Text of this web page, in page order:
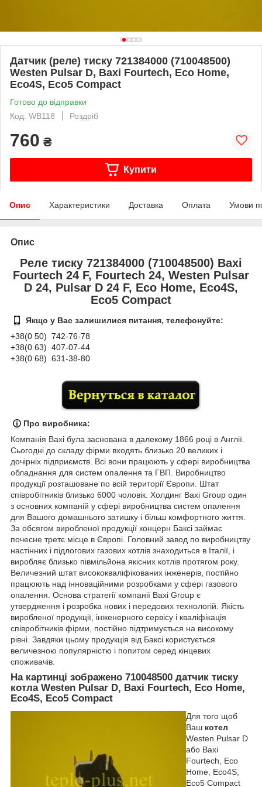
Датчик (реле) тиску 721384000 (710048500)
Westen Pulsar D, Baxi Fourtech, Eco Home,
Eco4S, Eco5 Сompact
Готово до відправки
Код: WB118
Роздріб
760 ₴
Купити
Опис Характеристики Доставка Оплата Умови
Опис
Реле тиску 721384000 (710048500) Baxi
Fourtech 24 F, Fourtech 24, Westen Pulsar
D 24, Pulsar D 24 F, Eco Home, Eco4S,
Eco5 Сompact
Якщо у Вас залишилися питання, телефонуйте:
+38(0 50) 742-76-78
+38(0 63) 407-07-44
+38(0 68) 631-38-80
Про виробника:
Компанія Baxi була заснована в далекому 1866 році в Англії.
Сьогодні до складу фірми входять близько 20 великих і
дочірніх підприємств. Всі вони працюють у сфері виробництва
обладнання для систем опалення та ГВП. Виробництво
продукції розташоване по всій території Європи. Штат
співробітників близько 6000 чоловік. Холдинг Baxi Group один
з основних компаній у сфері виробництва систем опалення
для Вашого домашнього затишку і більш комфортного життя.
За обсягом виробленої продукції концерн Баксі займає
почесне третє місце в Європі. Головний завод по виробництву
настінних і підлогових газових котлів знаходиться в Італії, і
виробляє близько півмільйона якісних котлів протягом року.
Величезний штат висококваліфікованих інженерів, постійно
працюють над інноваційними розробками у сфері газового
опалення. Основа стратегії компанії Baxi Group є
утвердження і розробка нових і передових технологій. Якість
виробленої продукції, інженерного сервісу і кваліфікація
співробітників фірми, постійно підтримується на високому
рівні. Завдяки цьому продукція від Баксі користується
величезною популярністю і попитом серед кінцевих
споживачів.
На картинці зображено 710048500 датчик тиску
котла Westen Pulsar D, Baxi Fourtech, Eco Home,
Eco4S, Eco5 Сompact
Для того щоб
Ваш котел
Westen Pulsar D
або Baxi
Fourtech, Eco
Home, Eco4S,
Eco5 Сompact